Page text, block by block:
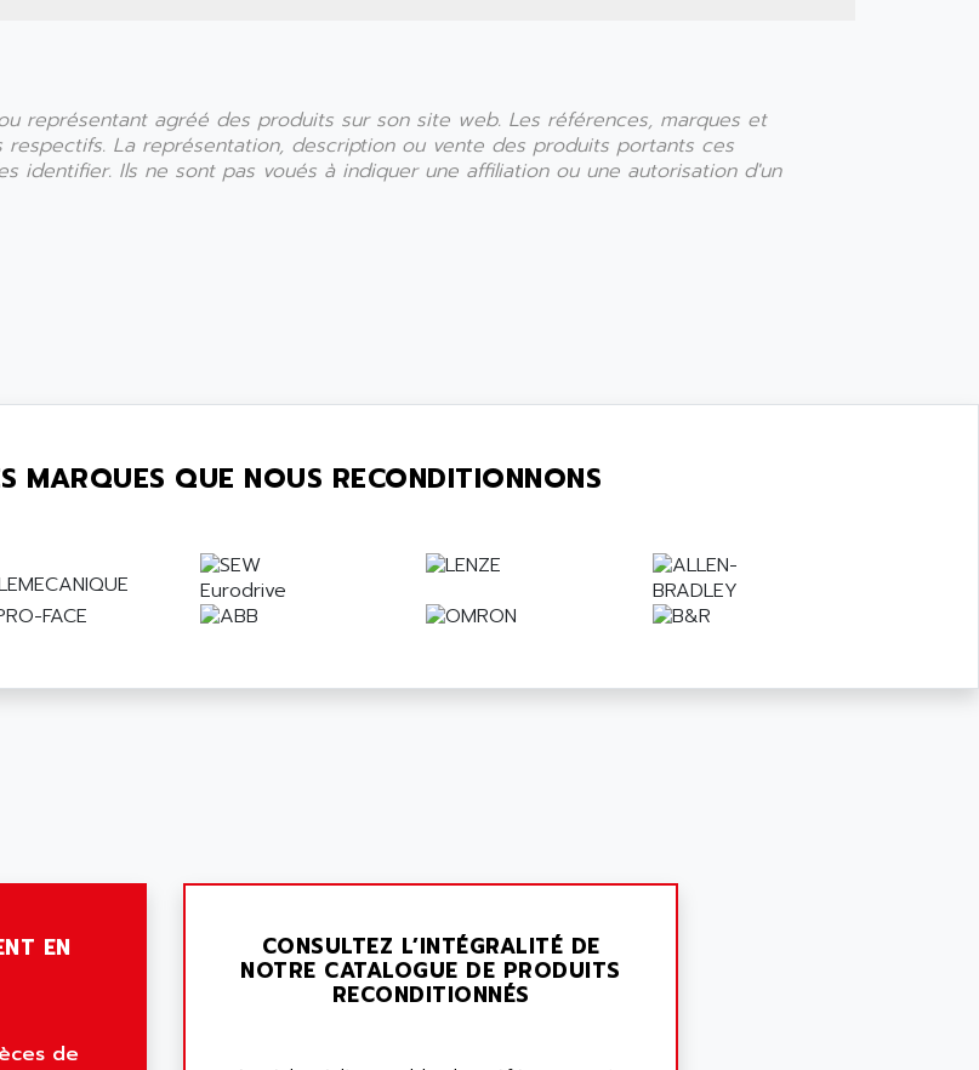
représentant agréé des produits sur son site web. Les références, marques et
La représentation, description ou vente des produits portants ces
identifier. Ils ne sont pas voués à indiquer une affiliation ou une autorisation d'un
MARQUES QUE NOUS RECONDITIONNONS
EN
de
CONSULTEZ L’INTÉGRALITÉ DE
NOTRE CATALOGUE DE PRODUITS
RECONDITIONNÉS